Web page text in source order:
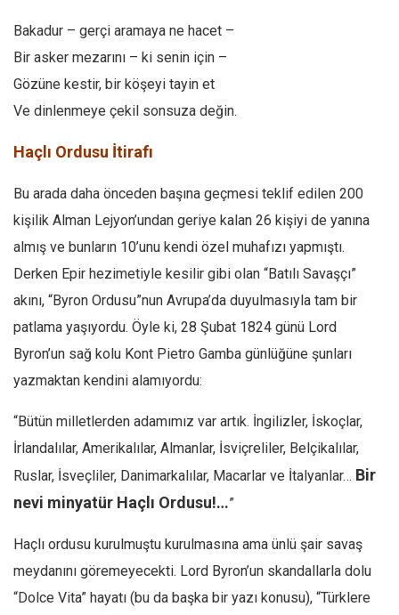
Bakadur – gerçi aramaya ne hacet –
Bir asker mezarını – ki senin için –
Gözüne kestir, bir köşeyi tayin et
Ve dinlenmeye çekil sonsuza değin.
Haçlı Ordusu İtirafı
Bu arada daha önceden başına geçmesi teklif edilen 200
kişilik Alman Lejyon’undan geriye kalan 26 kişiyi de yanına
almış ve bunların 10’unu kendi özel muhafızı yapmıştı.
Derken Epir hezimetiyle kesilir gibi olan “Batılı Savaşçı”
akını, “Byron Ordusu”nun Avrupa’da duyulmasıyla tam bir
patlama yaşıyordu. Öyle ki, 28 Şubat 1824 günü Lord
Byron’un sağ kolu Kont Pietro Gamba günlüğüne şunları
yazmaktan kendini alamıyordu:
“Bütün milletlerden adamımız var artık. İngilizler, İskoçlar,
İrlandalılar, Amerikalılar, Almanlar, İsviçreliler, Belçikalılar,
Ruslar, İsveçliler, Danimarkalılar, Macarlar ve İtalyanlar… Bir
nevi minyatür Haçlı Ordusu!…”
Haçlı ordusu kurulmuştu kurulmasına ama ünlü şair savaş
meydanını göremeyecekti. Lord Byron’un skandallarla dolu
“Dolce Vita” hayatı (bu da başka bir yazı konusu), “Türklere